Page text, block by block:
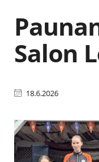
Salon
18.6.2026